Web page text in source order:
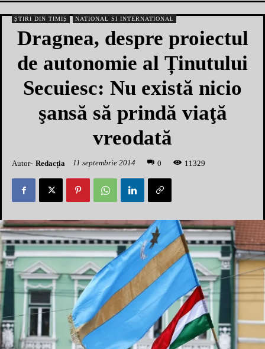
ȘTIRI DIN TIMIȘ NATIONAL SI INTERNATIONAL
Dragnea, despre proiectul
de autonomie al Ținutului
Secuiesc: Nu există nicio
şansă să prindă viaţă
vreodată
Autor- Redacția 11 septembrie 2014 0 1 1329